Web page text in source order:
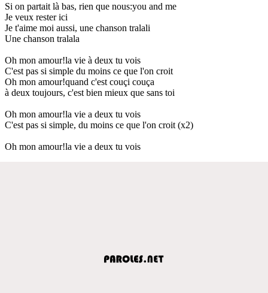
Si on partait là bas, rien que nous:you and me
Je veux rester ici
Je t'aime moi aussi, une chanson tralali
Une chanson tralala
Oh mon amour!la vie à deux tu vois
C'est pas si simple du moins ce que l'on croit
Oh mon amour!quand c'est couçi couça
à deux toujours, c'est bien mieux que sans toi
Oh mon amour!la vie a deux tu vois
C'est pas si simple, du moins ce que l'on croit (x2)
Oh mon amour!la vie a deux tu vois